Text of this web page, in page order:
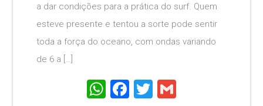
a dar condições para a prática do surf. Quem
esteve presente e tentou a sorte pode sentir
toda a força do oceano, com ondas variando
de 6 a […]
WhatsApp
Facebook
Twitter